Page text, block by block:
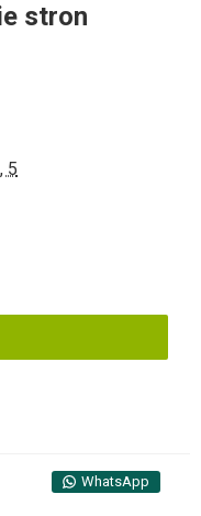
stron
5
WhatsApp